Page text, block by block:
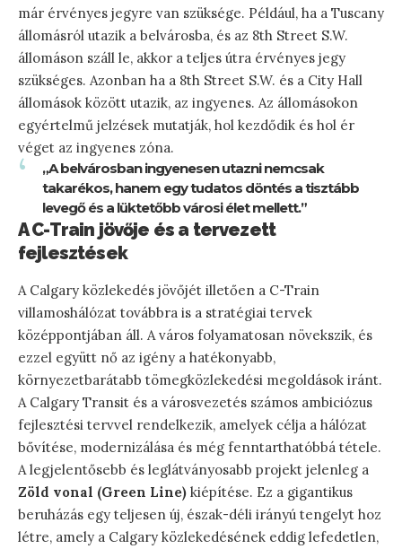
már érvényes jegyre van szüksége. Például, ha a Tuscany
állomásról utazik a belvárosba, és az 8th Street S.W.
állomáson száll le, akkor a teljes útra érvényes jegy
szükséges. Azonban ha a 8th Street S.W. és a City Hall
állomások között utazik, az ingyenes. Az állomásokon
egyértelmű jelzések mutatják, hol kezdődik és hol ér
véget az ingyenes zóna.
„A belvárosban ingyenesen utazni nemcsak
takarékos, hanem egy tudatos döntés a tisztább
levegő és a lüktetőbb városi élet mellett.”
A C-Train jövője és a tervezett
fejlesztések
A Calgary közlekedés jövőjét illetően a C-Train
villamoshálózat továbbra is a stratégiai tervek
középpontjában áll. A város folyamatosan növekszik, és
ezzel együtt nő az igény a hatékonyabb,
környezetbarátabb tömegközlekedési megoldások iránt.
A Calgary Transit és a városvezetés számos ambiciózus
fejlesztési tervvel rendelkezik, amelyek célja a hálózat
bővítése, modernizálása és még fenntarthatóbbá tétele.
A legjelentősebb és leglátványosabb projekt jelenleg a
Zöld vonal (Green Line) kiépítése. Ez a gigantikus
beruházás egy teljesen új, észak-déli irányú tengelyt hoz
létre, amely a Calgary közlekedésének eddig lefedetlen,